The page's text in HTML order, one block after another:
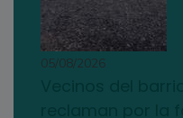
05/08/2026